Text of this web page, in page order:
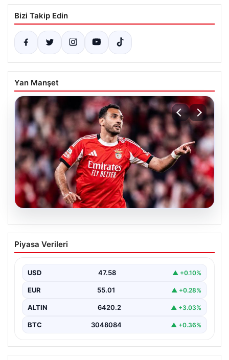
Bizi Takip Edin
Yan Manşet
05.08.2026
Fenerbahçe hücuma güç katmak
istiyor: Vangelis Pavlidis gündemde
sorununun çözümü için farklı alternatifleri masaya
yatırıyor. Sarı-lacivertli…
Piyasa Verileri
USD 47.58 ▲ +0.10%
EUR 55.01 ▲ +0.28%
ALTIN 6420.2 ▲ +3.03%
BTC 3048084 ▲ +0.36%